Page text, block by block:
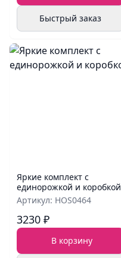
Быстрый заказ
Яркие комплект с
единорожкой и коробкой
Артикул: HOS0464
3230 ₽
В корзину